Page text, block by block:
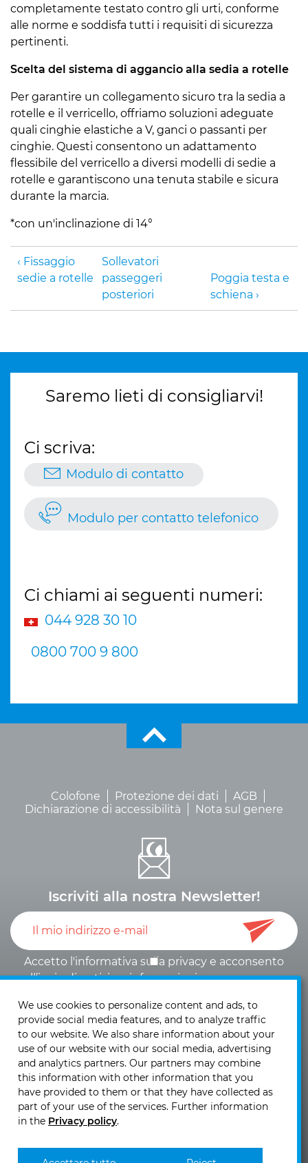
completamente testato contro gli urti, conforme
alle norme e soddisfa tutti i requisiti di sicurezza
pertinenti.
Scelta del sistema di aggancio alla sedia a rotelle
Per garantire un collegamento sicuro tra la sedia a
rotelle e il verricello, offriamo soluzioni adeguate
quali cinghie elastiche a V, ganci o passanti per
cinghie. Questi consentono un adattamento
flessibile del verricello a diversi modelli di sedie a
rotelle e garantiscono una tenuta stabile e sicura
durante la marcia.
*con un'inclinazione di 14°
Fissaggio
sedie a rotelle
Sollevatori
passeggeri
posteriori
Poggia testa e
schiena
Saremo lieti di consigliarvi!
Ci scriva:
Modulo di contatto
Modulo per contatto telefonico
Ci chiami ai seguenti numeri:
044 928 30 10
0800 700 9 800
Colofone Protezione dei dati
AGB
Dichiarazione di accessibilità
Nota sul genere
Iscriviti alla nostra Newsletter!
Accetto l'informativa sulla privacy e acconsento
all’invio di notizie e informazioni.
KIRCHHOFF Mobility AG
Laubisrütistrasse 74
CH - 8712 Stäfa
Telefono: +41 (0)44 - 928 30 10
We use cookies to personalize content and ads, to
provide social media features, and to analyze traffic
to our website. We also share information about your
use of our website with our social media, advertising
and analytics partners. Our partners may combine
this information with other information that you
have provided to them or that they have collected as
part of your use of the services. Further information
in the Privacy policy.